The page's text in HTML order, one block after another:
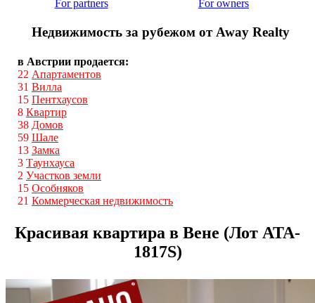
For partners For owners
Недвижимость за рубежом от Away Realty
в Австрии продается:
22 Апартаментов
31 Вилла
15 Пентхаусов
8 Квартир
38 Домов
59 Шале
13 Замка
3 Таунхауса
2 Участков земли
15 Особняков
21 Коммерческая недвижимость
Красивая квартира в Вене (Лот ATA-
1817S)